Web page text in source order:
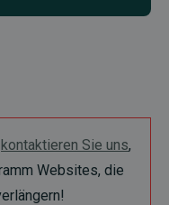
kontaktieren Sie uns,
Websites, die